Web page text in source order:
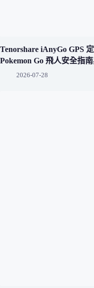
Tenorshare iAnyGo GPS
Pokemon Go 飛人安全指
2026-07-28